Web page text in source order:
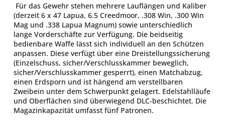
Für das Gewehr stehen mehrere Lauflängen und Kaliber
(derzeit 6 x 47 Lapua, 6.5 Creedmoor, .308 Win, .300 Win
Mag und .338 Lapua Magnum) sowie unterschiedlich
lange Vorderschäfte zur Verfügung. Die beidseitig
bedienbare Waffe lässt sich individuell an den Schützen
anpassen. Diese verfügt über eine Dreistellungssicherung
(Einzelschuss, sicher/Verschlusskammer beweglich,
sicher/Verschlusskammer gesperrt), einen Matchabzug,
einen Erdsporn und ist hängend am verstellbaren
Zweibein unter dem Schwerpunkt gelagert. Edelstahlläufe
und Oberflächen sind überwiegend DLC-beschichtet. Die
Magazinkapazität umfasst fünf Patronen.